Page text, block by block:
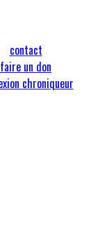
contact
faire un don
chroniqueur